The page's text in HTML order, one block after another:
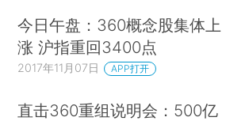
今日午盘：360概念股集体上
涨 沪指重回3400点
2017年11月07日 APP打开
直击360重组说明会：500亿